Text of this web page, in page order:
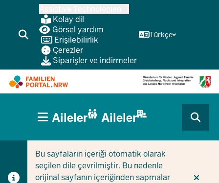
Kolay dil
Görsel yardım
Erişilebilirlik
Çerezler
Siparişler ve indirmeler
Türkçe
CURRENT SECTION AILELER IÇIN
CURRENT SECTION ŞIRKETLER/BELEDIYELER IÇIN
HAUPTNAVIGATION
(BÜRGERBEREICH
Aileler Aileler
Bu sayfaların içeriği otomatik olarak
seçilen dile çevrilmiştir. Bu nedenle
orijinal sayfanın içeriğinden sapmalar